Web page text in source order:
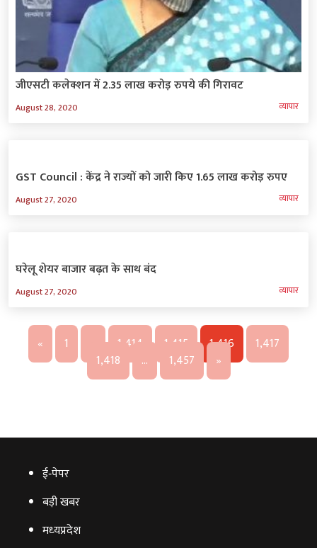
जीएसटी कलेक्शन में 2.35 लाख करोड़ रुपये की गिरावट
August 28, 2020 व्‍यापार
GST Council : केंद्र ने राज्यों को जारी किए 1.65 लाख करोड़ रुपए
August 27, 2020 व्‍यापार
घरेलू शेयर बाजार बढ़त के साथ बंद
August 27, 2020 व्‍यापार
« 1 1,414 1,415 1,416
1,417
1,418
… 1,457 »
ई‑पेपर
बड़ी खबर
मध्‍यप्रदेश